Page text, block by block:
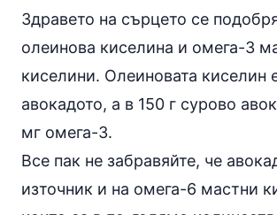
Здравето на сърцето се
олеинова киселина и омега-3
киселини. Олеиновата киселин
авокадото, а в 150 г сурово
мг омега-3.
Все пак не забравяйте, че
източник и на омега-6 мастни